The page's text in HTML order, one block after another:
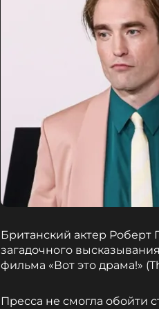
Британский актер Роберт
загадочного
фильма «Вот это драма!»
Пресса не смогла обойти